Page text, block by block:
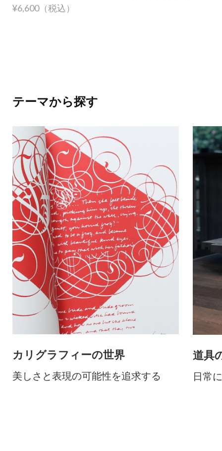
¥6,600（税込）
テーマから探す
カリグラフィーの世界
美しさと表現の可能性を追求する
道具
日常